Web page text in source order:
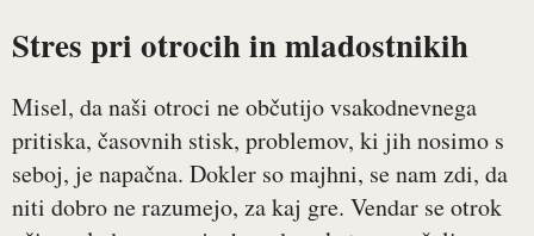
Stres pri otrocih in mladostnikih
Misel, da naši otroci ne občutijo vsakodnevnega
pritiska, časovnih stisk, problemov, ki jih nosimo s
seboj, je napačna. Dokler so majhni, se nam zdi, da
niti dobro ne razumejo, za kaj gre. Vendar se otrok